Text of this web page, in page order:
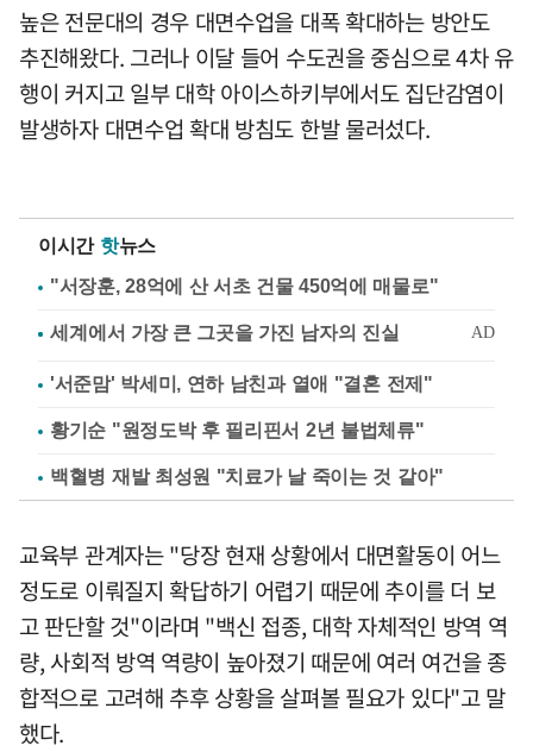
높은 전문대의 경우 대면수업을 대폭 확대하는 방안도
추진해왔다. 그러나 이달 들어 수도권을 중심으로 4차 유
행이 커지고 일부 대학 아이스하키부에서도 집단감염이
발생하자 대면수업 확대 방침도 한발 물러섰다.
이시간 핫뉴스
"서장훈, 28억에 산 서초 건물 450억에 매물로"
'서준맘' 박세미, 연하 남친과 열애 "결혼 전제"
황기순 "원정도박 후 필리핀서 2년 불법체류"
백혈병 재발 최성원 "치료가 날 죽이는 것 같아"
교육부 관계자는 "당장 현재 상황에서 대면활동이 어느
정도로 이뤄질지 확답하기 어렵기 때문에 추이를 더 보
고 판단할 것"이라며 "백신 접종, 대학 자체적인 방역 역
량, 사회적 방역 역량이 높아졌기 때문에 여러 여건을 종
합적으로 고려해 추후 상황을 살펴볼 필요가 있다"고 말
했다.